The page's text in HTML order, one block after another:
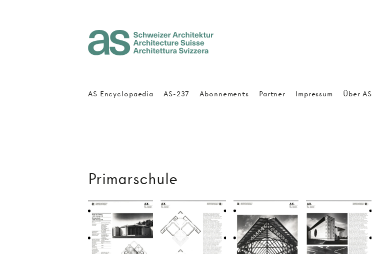
Primarschule
AS Encyclopaedia AS-237 Abonnements Partner Impressum Über AS